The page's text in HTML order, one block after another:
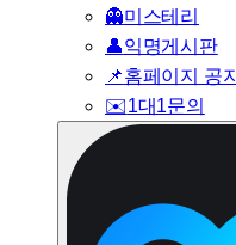
👻미스테리
👤익명게시판
📌홈페이지 공지
✉️1대1문의